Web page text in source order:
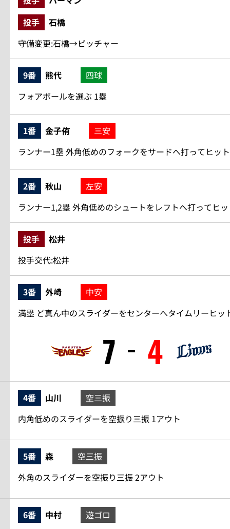
投手
石橋
守備変更:石橋→ピッチャー
9番 熊代
四球
フォアボールを選ぶ 1塁
1番 金子侑
三安
ランナー1塁 外角低めのフォークをサードへ打ってヒッ
2番 秋山
左安
ランナー1,2塁 外角低めのシュートをレフトへ打ってヒ
投手
松井
投手交代:松井
3番 外崎
中安
満塁 ど真ん中のスライダーをセンターへタイムリーヒッ
7 4
4番 山川
空三振
内角低めのスライダーを空振り三振 1アウト
5番 森
空三振
外角のスライダーを空振り三振 2アウト
6番 中村
遊ゴロ